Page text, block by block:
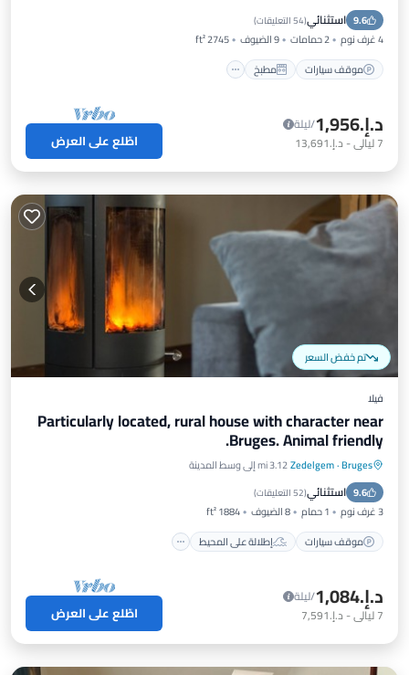
9.6 استثنائي(54 التعليقات )
4 غرف نوم 2 حمامات 9 الضيوف
2745 ft²
موقف سيارات
مطبخ
مناسب للأطفال
د.إ.‏1,956
/ليلة
7ليالي- د.إ.‏13,691 اطّلع على العرض
تم خفض السعر
فيلا
Particularly located, rural house with character near
Bruges. Animal friendly.
Bruges
·
Zedelgem3.12 mi إلى وسط المدينة
9.6 استثنائي(52 التعليقات )
3 غرف نوم 1 حمام 8 الضيوف
1884 ft²
موقف سيارات
إطلالة على المحيط
موقف سيارات
إطلالة على المحيط
شرفة / تراس
د.إ.‏1,084
/ليلة
7ليالي- د.إ.‏7,591 اطّلع على العرض